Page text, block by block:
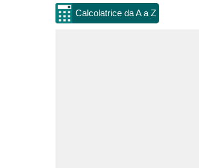
Calcolatrice da A a Z